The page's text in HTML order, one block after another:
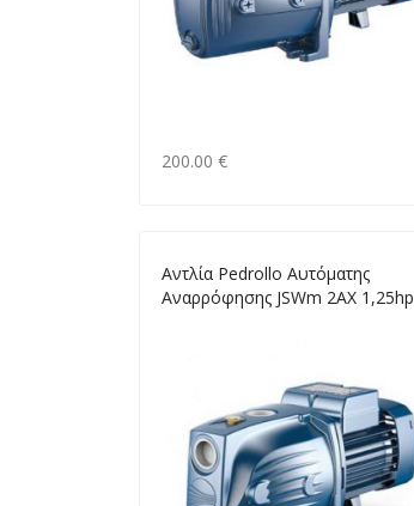
200.00 €
Αντλία Pedrollo Αυτόματης
Αναρρόφησης JSWm 2AX 1,25hp